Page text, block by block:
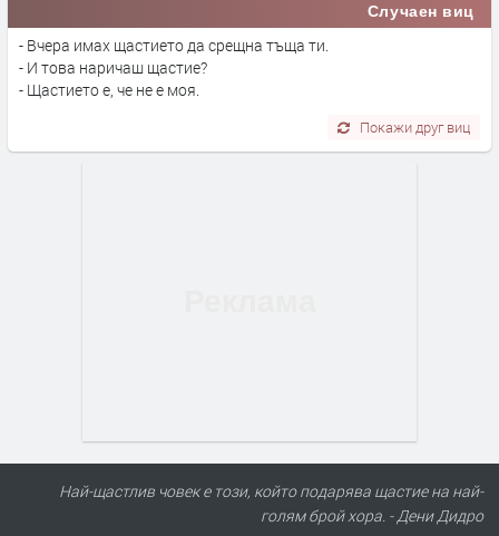
Случаен виц
- Вчера имах щастието да срещна тъща ти.
- И това наричаш щастие?
- Щастието е, че не е моя.
Покажи друг виц
Най-щастлив човек е този, който подарява щастие на най-
голям брой хора. - Дени Дидро